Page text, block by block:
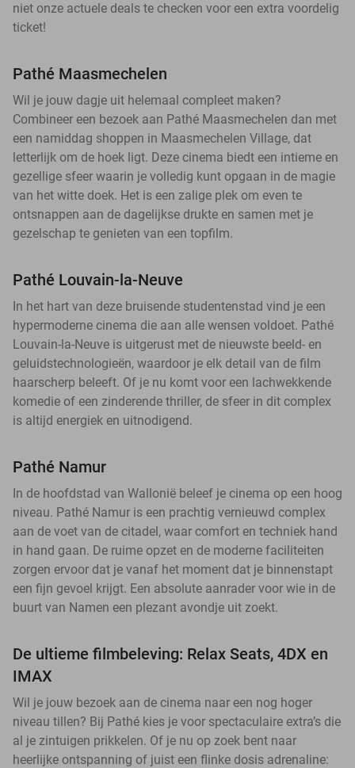
niet onze actuele deals te checken voor een extra voordelig
ticket!
Pathé Maasmechelen
Wil je jouw dagje uit helemaal compleet maken?
Combineer een bezoek aan Pathé Maasmechelen dan met
een namiddag shoppen in Maasmechelen Village, dat
letterlijk om de hoek ligt. Deze cinema biedt een intieme en
gezellige sfeer waarin je volledig kunt opgaan in de magie
van het witte doek. Het is een zalige plek om even te
ontsnappen aan de dagelijkse drukte en samen met je
gezelschap te genieten van een topfilm.
Pathé Louvain-la-Neuve
In het hart van deze bruisende studentenstad vind je een
hypermoderne cinema die aan alle wensen voldoet. Pathé
Louvain-la-Neuve is uitgerust met de nieuwste beeld- en
geluidstechnologieën, waardoor je elk detail van de film
haarscherp beleeft. Of je nu komt voor een lachwekkende
komedie of een zinderende thriller, de sfeer in dit complex
is altijd energiek en uitnodigend.
Pathé Namur
In de hoofdstad van Wallonië beleef je cinema op een hoog
niveau. Pathé Namur is een prachtig vernieuwd complex
aan de voet van de citadel, waar comfort en techniek hand
in hand gaan. De ruime opzet en de moderne faciliteiten
zorgen ervoor dat je vanaf het moment dat je binnenstapt
een fijn gevoel krijgt. Een absolute aanrader voor wie in de
buurt van Namen een plezant avondje uit zoekt.
De ultieme filmbeleving: Relax Seats, 4DX en
IMAX
Wil je jouw bezoek aan de cinema naar een nog hoger
niveau tillen? Bij Pathé kies je voor spectaculaire extra’s die
al je zintuigen prikkelen. Of je nu op zoek bent naar
heerlijke ontspanning of juist een flinke dosis adrenaline: